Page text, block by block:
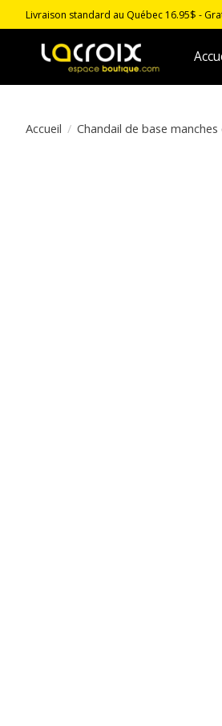
Livraison standard au Québec 16.95$ -
Accueil / Chandail de base